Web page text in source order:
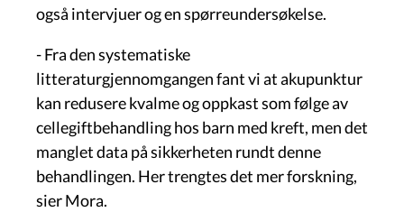
også intervjuer og en spørreundersøkelse.
- Fra den systematiske
litteraturgjennomgangen fant vi at akupunktur
kan redusere kvalme og oppkast som følge av
cellegiftbehandling hos barn med kreft, men det
manglet data på sikkerheten rundt denne
behandlingen. Her trengtes det mer forskning,
sier Mora.